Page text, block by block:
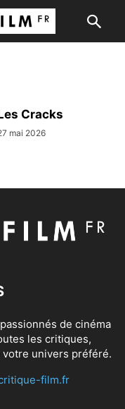
Cracks
mai 2026
de cinéma
les critiques,
univers préféré.
film.fr